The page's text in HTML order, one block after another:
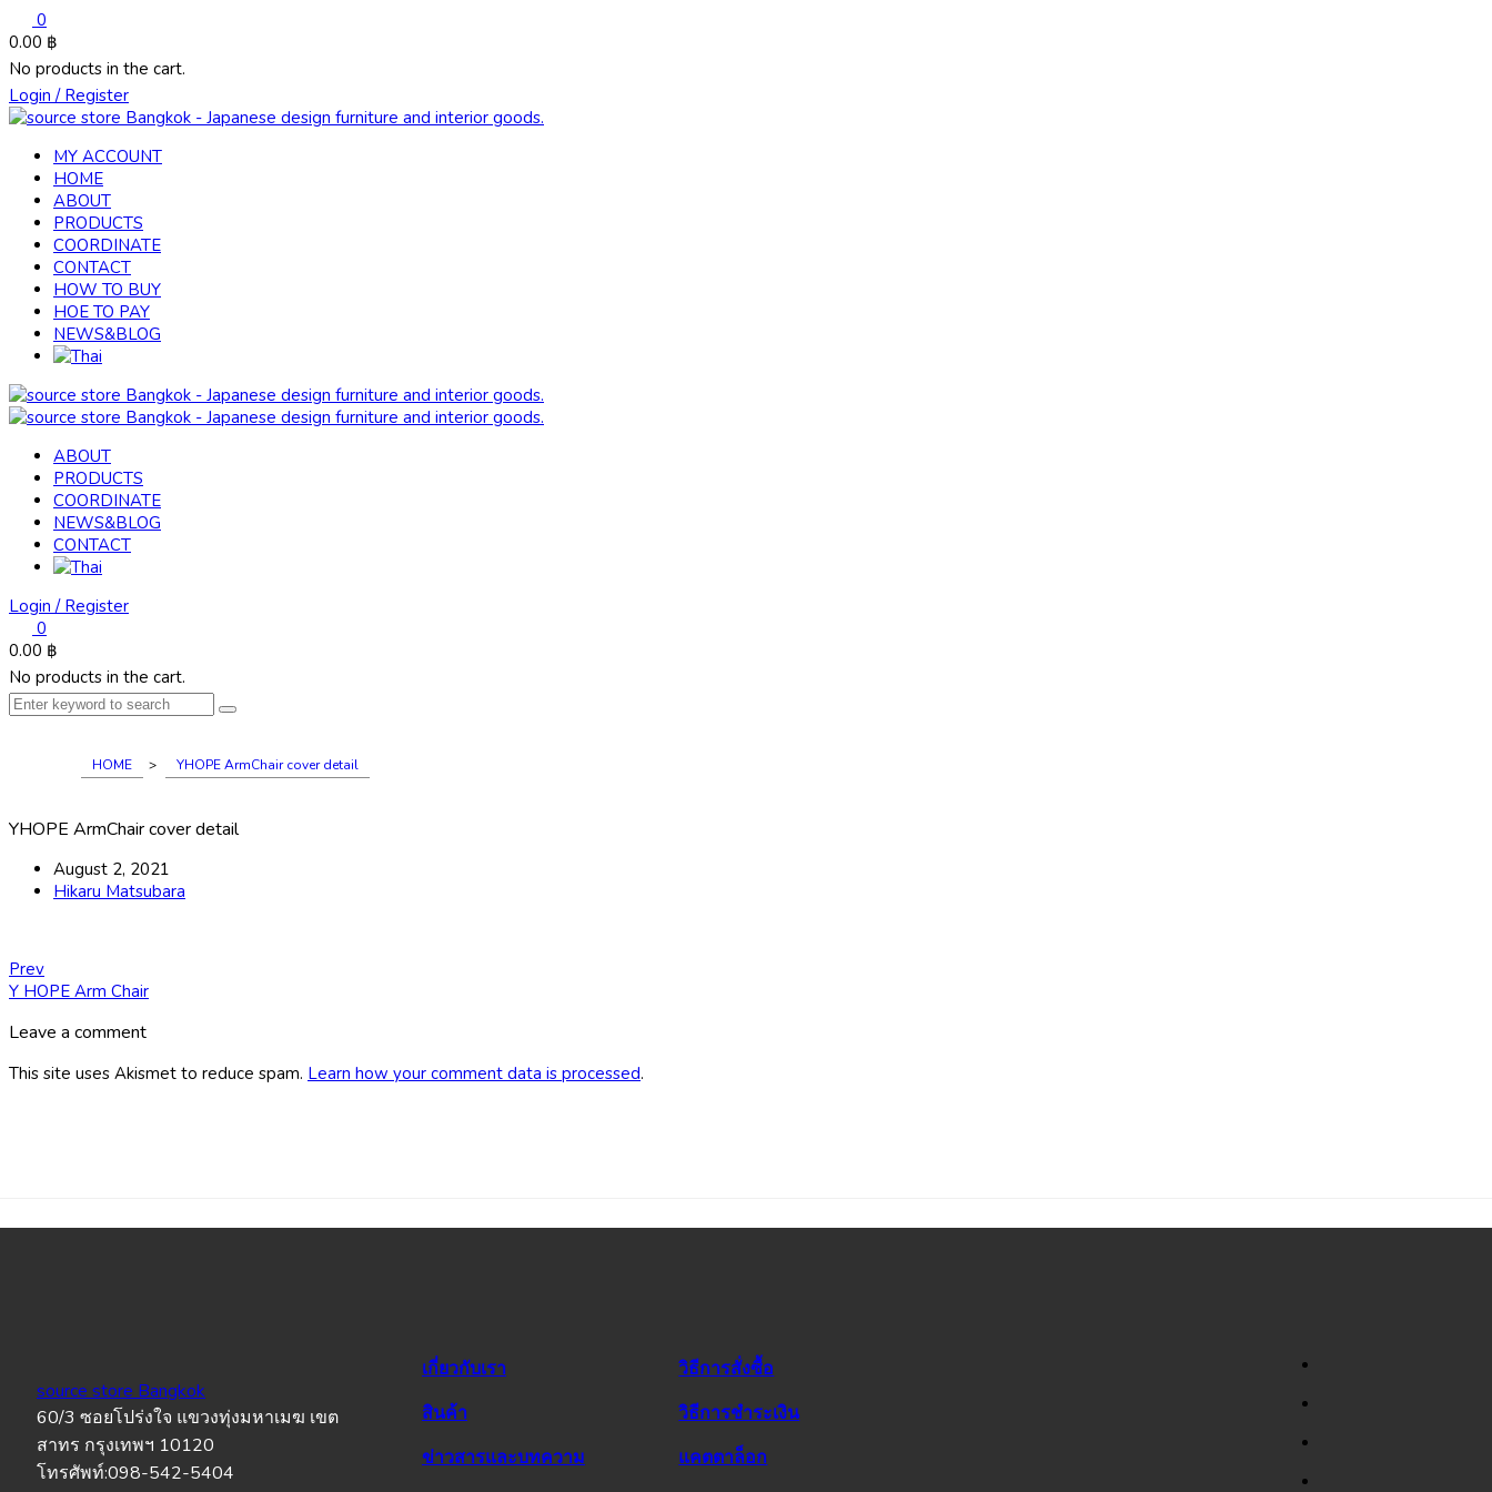
0
0.00 ฿
No products in the cart.
Login / Register
MY ACCOUNT
HOME
ABOUT
PRODUCTS
COORDINATE
CONTACT
HOW TO BUY
HOE TO PAY
NEWS&BLOG
ABOUT
PRODUCTS
COORDINATE
NEWS&BLOG
CONTACT
Login / Register
0
0.00 ฿
No products in the cart.
HOME > YHOPE ArmChair cover detail
YHOPE ArmChair cover detail
August 2, 2021
Hikaru Matsubara
Prev
Y HOPE Arm Chair
Leave a comment
This site uses Akismet to reduce spam. Learn how your comment data is processed.
source store Bangkok
60/3 ซอยโปร่งใจ แขวงทุ่งมหาเมฆ เขต
สาทร กรุงเทพฯ 10120
โทรศัพท์:098-542-5404
เกี่ยวกับเรา
สินค้า
ข่าวสารและบทความ
วิธีการสั่งซื้อ
วิธีการชำระเงิน
แคตตาล็อก